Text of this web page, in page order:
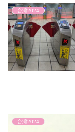
台湾2024
台湾2024